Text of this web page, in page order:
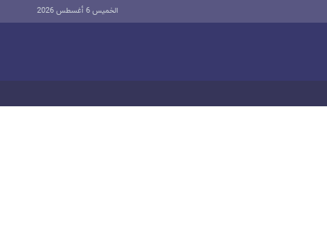
الخميس 6 أغسطس 2026